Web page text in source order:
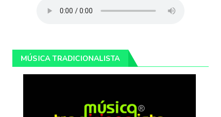
MÚSICA TRADICIONALISTA